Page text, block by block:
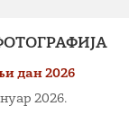
дан 2026
2026.